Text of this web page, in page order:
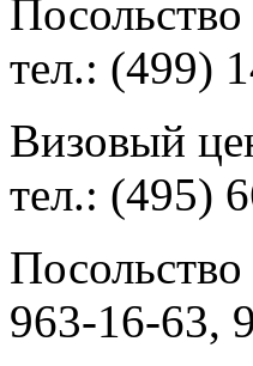
тел.: (499)
Визовый
тел.: (495)
963-16-63,